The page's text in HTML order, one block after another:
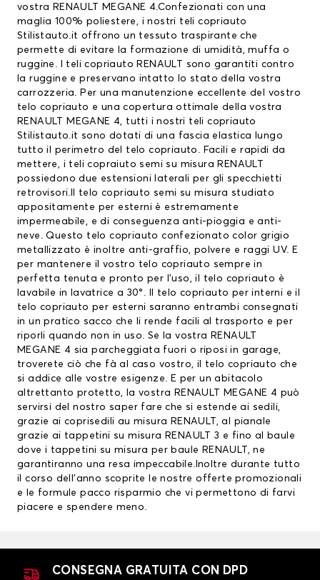
vostra RENAULT MEGANE 4.Confezionati con una
maglia 100% poliestere, i nostri teli copriauto
Stilistauto.it offrono un tessuto traspirante che
permette di evitare la formazione di umidità, muffa o
ruggine. I teli copriauto RENAULT
sono garantiti contro
la ruggine e preservano intatto lo stato della vostra
carrozzeria. Per una manutenzione eccellente del vostro
telo copriauto e una copertura ottimale della vostra
RENAULT MEGANE 4, tutti i nostri teli copriauto
Stilistauto.it sono dotati di una fascia elastica lungo
tutto il perimetro del telo copriauto. Facili e rapidi da
mettere, i teli copraiuto semi su misura RENAULT
possiedono due estensioni laterali per gli specchietti
retrovisori.Il telo copriauto semi su misura studiato
appositamente per esterni è estremamente
impermeabile, e di conseguenza anti-pioggia e anti-
neve. Questo telo copriauto confezionato color grigio
metallizzato è inoltre anti-graffio, polvere e raggi UV. E
per mantenere il vostro telo copriauto sempre in
perfetta tenuta e pronto per l’uso, il telo copriauto è
lavabile in lavatrice a 30°. Il telo copriauto per interni e il
telo copriauto per esterni saranno entrambi consegnati
in un pratico sacco che li rende facili al trasporto e per
riporli quando non in uso. Se la vostra RENAULT
MEGANE 4 sia parcheggiata fuori o riposi in garage,
troverete ciò che fà al caso vostro, il telo copriauto che
si addice alle vostre esigenze. E per un abitacolo
altrettanto protetto, la vostra RENAULT MEGANE 4 può
servirsi del nostro saper fare che si estende ai sedili,
grazie aicoprisedili au misura RENAULT , al pianale
grazie ai tappetini su misura RENAULT3 e fino al baule
dove i tappetini su misura per baule RENAULT, ne
garantiranno una resa impeccabile.Inoltre durante tutto
il corso dell’anno scoprite le nostre offerte promozionali
e le formule pacco risparmio che vi permettono di farvi
piacere e spendere meno.
CONSEGNA GRATUITA CON DPD